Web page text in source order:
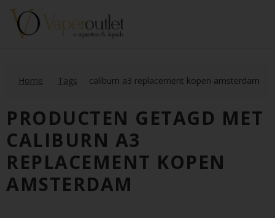
Home Tags caliburn a3 replacement kopen amsterdam
PRODUCTEN GETAGD MET
CALIBURN A3
REPLACEMENT KOPEN
AMSTERDAM